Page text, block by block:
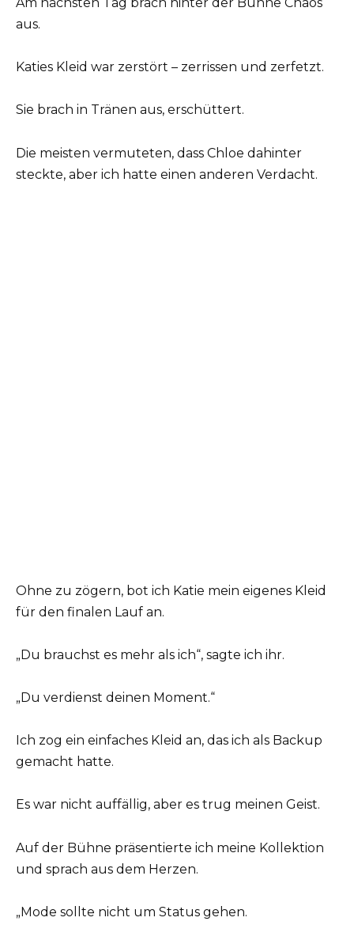
aus.
Katies Kleid war zerstört – zerrissen und zerfetzt.
Sie brach in Tränen aus, erschüttert.
Die meisten vermuteten, dass Chloe dahinter
steckte, aber ich hatte einen anderen Verdacht.
Ohne zu zögern, bot ich Katie mein eigenes Kleid
für den finalen Lauf an.
„Du brauchst es mehr als ich“, sagte ich ihr.
„Du verdienst deinen Moment.“
Ich zog ein einfaches Kleid an, das ich als Backup
gemacht hatte.
Es war nicht auffällig, aber es trug meinen Geist.
Auf der Bühne präsentierte ich meine Kollektion
und sprach aus dem Herzen.
„Mode sollte nicht um Status gehen.